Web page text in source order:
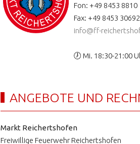
Fon: +49 8453 8810
Fax: +49 8453 30692
info@ff-
🕖 Mi. 18:30-21:00
ANGEBOTE UND
Markt Reichertshofen
Freiwillige Feuerwehr Reichertshofen